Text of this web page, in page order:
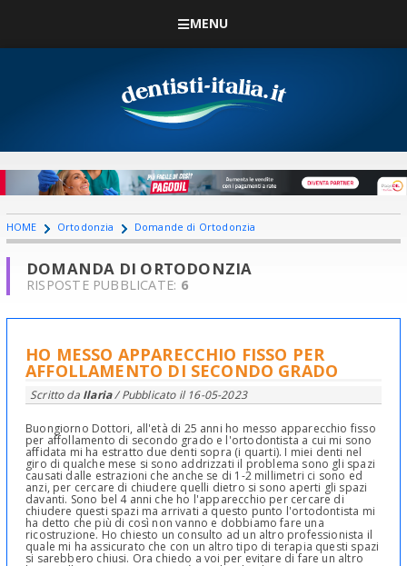
MENU
HOME Ortodonzia Domande di Ortodonzia
DOMANDA DI ORTODONZIA
RISPOSTE PUBBLICATE: 6
HO MESSO APPARECCHIO FISSO PER
AFFOLLAMENTO DI SECONDO GRADO
Scritto da Ilaria/ Pubblicato il 16-05-2023
Buongiorno Dottori, all'età di 25 anni ho messo apparecchio fisso
per affollamento di secondo grado e l'ortodontista a cui mi sono
affidata mi ha estratto due denti sopra (i quarti). I miei denti nel
giro di qualche mese si sono addrizzati il problema sono gli spazi
causati dalle estrazioni che anche se di 1-2 millimetri ci sono ed
anzi, per cercare di chiudere quelli dietro si sono aperti gli spazi
davanti. Sono bel 4 anni che ho l'apparecchio per cercare di
chiudere questi spazi ma arrivati a questo punto l'ortodontista mi
ha detto che più di così non vanno e dobbiamo fare una
ricostruzione. Ho chiesto un consulto ad un altro professionista il
quale mi ha assicurato che con un altro tipo di terapia questi spazi
si sarebbero chiusi. Ora chiedo a voi per evitare di fare un altro